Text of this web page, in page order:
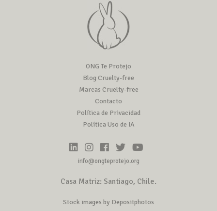
ONG Te Protejo
Blog Cruelty-free
Marcas Cruelty-free
Contacto
Política de Privacidad
Política Uso de IA
info@ongteprotejo.org
Casa Matriz: Santiago, Chile.
Stock images by Depositphotos